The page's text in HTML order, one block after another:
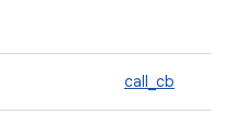
call_cb